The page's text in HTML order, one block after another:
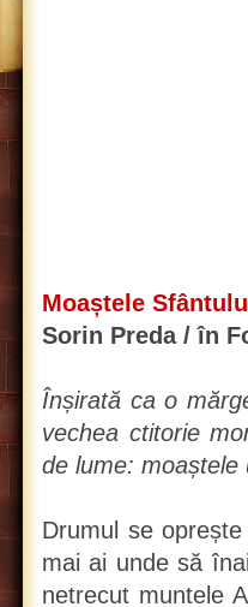
Moaștele
Sorin Preda / în
Înșirată ca o
vechea ctitorie
de lume:
Drumul se
mai ai unde să
netrecut muntele